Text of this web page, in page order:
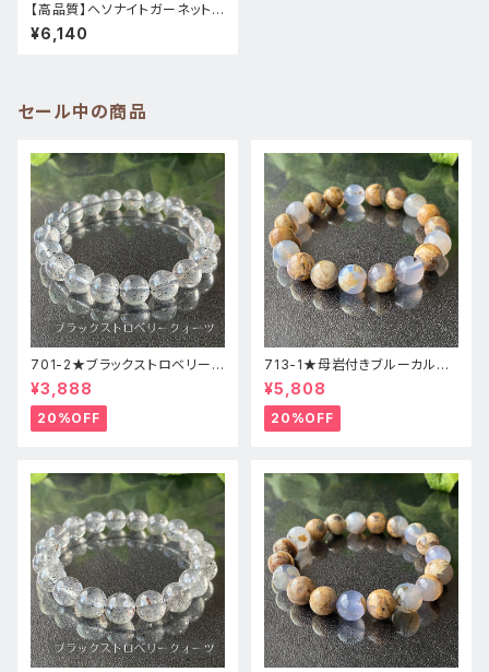
【高品質】ヘソナイトガーネット
★朱色★431-3天然石ブレスレ
ットパワーストーン新品
¥6,140
セール中の商品
701-2★ブラックストロベリーク
ォーツ【高品質】天然石ブレスレ
ッパワーストーン
¥3,888
20%OFF
713-1★母岩付きブルーカルセ
ドニー【高品質】天然石ブレスレ
ットパワーストーン
¥5,808
20%OFF